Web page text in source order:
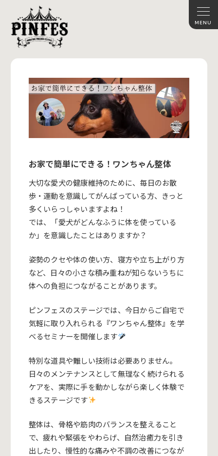
お家で簡単にできる！ワンちゃん整体
大切な愛犬の健康維持のために、毎日のお散
歩・運動を意識してがんばっている方、きっと
多くいらっしゃいますよね！
では、「愛犬がどんなふうに体を使っている
か」を意識したことはありますか？
姿勢のクセや体の使い方、寝方や立ち上がり方
など、日々の小さな積み重ねが知らないうちに
体への負担につながることがあります。
ピンフェスのステージでは、今日からご自宅で
気軽に取り入れられる『ワンちゃん整体』を学
べるセミナーを開催します
特別な道具や難しい技術は必要ありません。
日々のメンテナンスとして無理なく続けられる
ケアを、実際に手を動かしながら楽しく体験で
きるステージです
整体は、骨格や筋肉のバランスを整えること
で、疲れや緊張をやわらげ、自然治癒力を引き
出したり、慢性的な痛みや不調の改善につなが